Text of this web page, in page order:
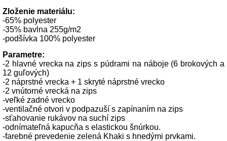
Zloženie materiálu:
-65% polyester
-35% bavlna 255g/m2
-podšívka 100% polyester
Parametre:
-2 hlavné vrecka na zips s púdrami na náboje (6 brokových a
12 guľových)
-2 náprstné vrecka + 1 skryté náprstné vrecko
-2 vnútorné vrecká na zips
-veľké zadné vrecko
-ventilačné otvori v podpazuší s zapínaním na zips
-sťahovanie rukávov na suchí zips
-odnímateľná kapucňa s elastickou šnúrkou.
-farebné prevedenie zelená Khaki s hnedými prvkami.